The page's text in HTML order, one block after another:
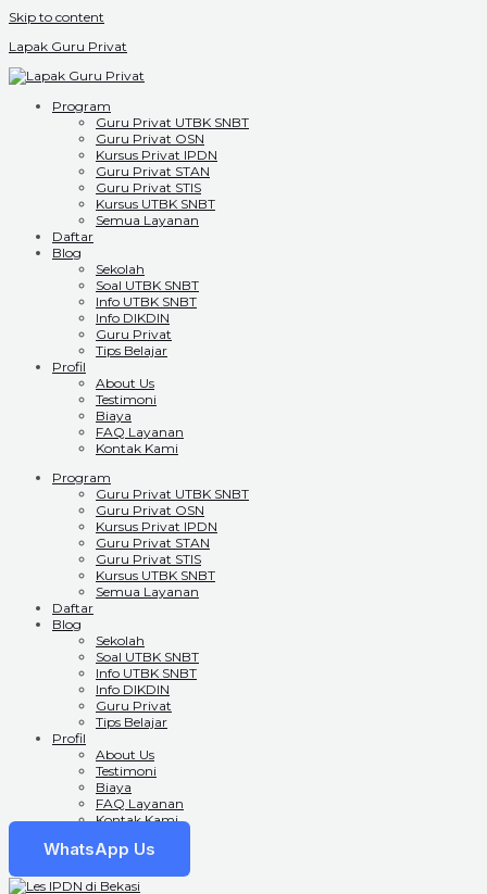
Skip to content
Lapak Guru Privat
Program
Guru Privat UTBK SNBT
Guru Privat OSN
Kursus Privat IPDN
Guru Privat STAN
Guru Privat STIS
Kursus UTBK SNBT
Semua Layanan
Daftar
Blog
Sekolah
Soal UTBK SNBT
Info UTBK SNBT
Info DIKDIN
Guru Privat
Tips Belajar
Profil
About Us
Testimoni
Biaya
FAQ Layanan
Kontak Kami
Program
Guru Privat UTBK SNBT
Guru Privat OSN
Kursus Privat IPDN
Guru Privat STAN
Guru Privat STIS
Kursus UTBK SNBT
Semua Layanan
Daftar
Blog
Sekolah
Soal UTBK SNBT
Info UTBK SNBT
Info DIKDIN
Guru Privat
Tips Belajar
Profil
About Us
Testimoni
Biaya
FAQ Layanan
Kontak Kami
WhatsApp Us